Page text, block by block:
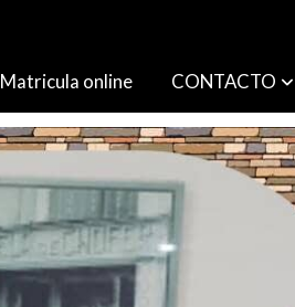
Matricula online CONTACTO